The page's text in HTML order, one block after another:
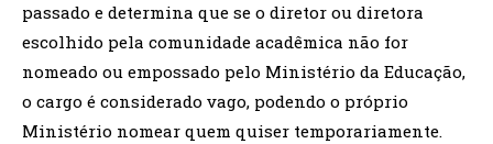
passado e determina que se o diretor ou diretora
escolhido pela comunidade acadêmica não for
nomeado ou empossado pelo Ministério da Educação,
o cargo é considerado vago, podendo o próprio
Ministério nomear quem quiser temporariamente.